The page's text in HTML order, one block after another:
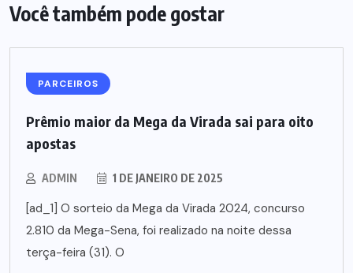
Você também pode gostar
PARCEIROS
Prêmio maior da Mega da Virada sai para oito
apostas
ADMIN 1 DE JANEIRO DE 2025
[ad_1] O sorteio da Mega da Virada 2024, concurso
2.810 da Mega-Sena, foi realizado na noite dessa
terça-feira (31). O